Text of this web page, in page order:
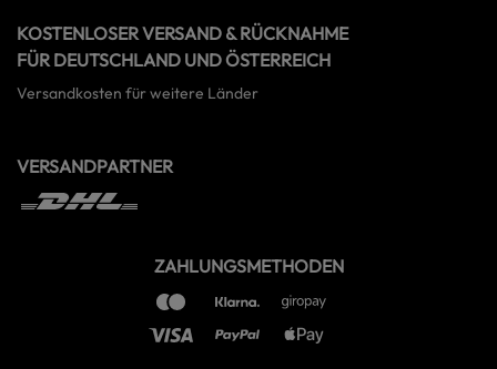
KOSTENLOSER VERSAND & RÜCKNAHME
FÜR DEUTSCHLAND UND ÖSTERREICH
Versandkosten für weitere Länder
VERSANDPARTNER
ZAHLUNGSMETHODEN